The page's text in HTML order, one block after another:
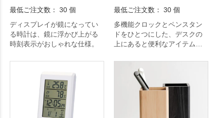
最低ご注文数： 30 個
ディスプレイが鏡になってい
る時計は、鏡に浮かび上がる
時刻表示がおしゃれな仕様。
最低ご注文数： 30 個
多機能クロックとペンスタン
ドをひとつにした、デスクの
上にあると便利なアイテムで
おきたいものにおすすめ。